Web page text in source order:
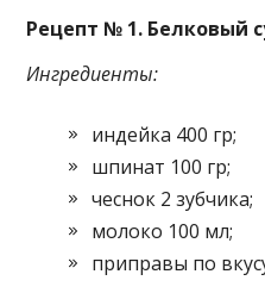
Рецепт № 1. Белковый
Ингредиенты:
индейка 400 гр;
шпинат 100 гр;
чеснок 2 зубчика;
молоко 100 мл;
приправы по